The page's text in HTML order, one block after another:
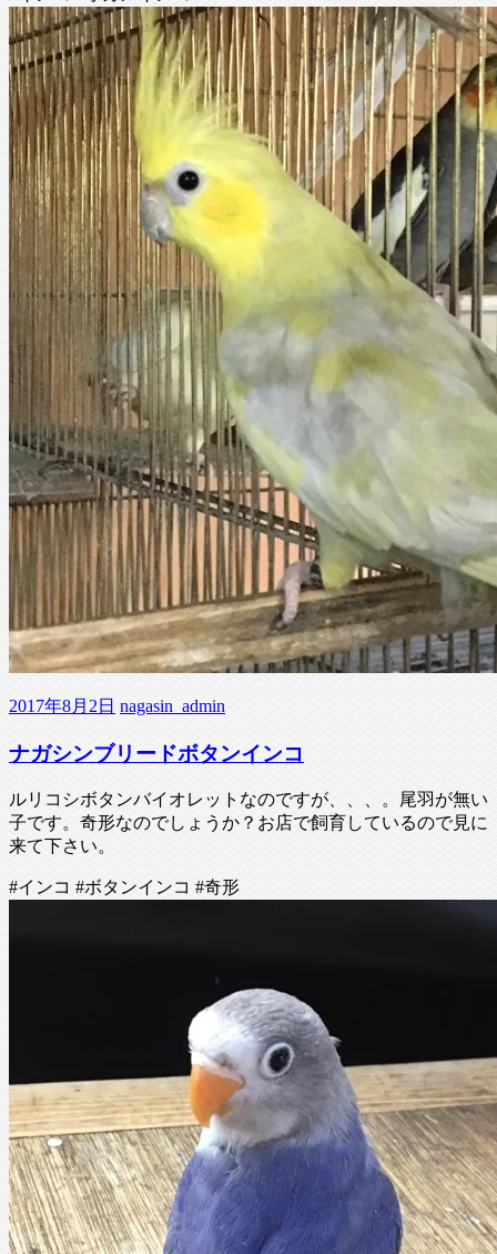
2017年8月2日 nagasin_admin
ナガシンブリードボタンインコ
ルリコシボタンバイオレットなのですが、、、。尾羽が無い
子です。奇形なのでしょうか？お店で飼育しているので見に
来て下さい。
#インコ #ボタンインコ #奇形